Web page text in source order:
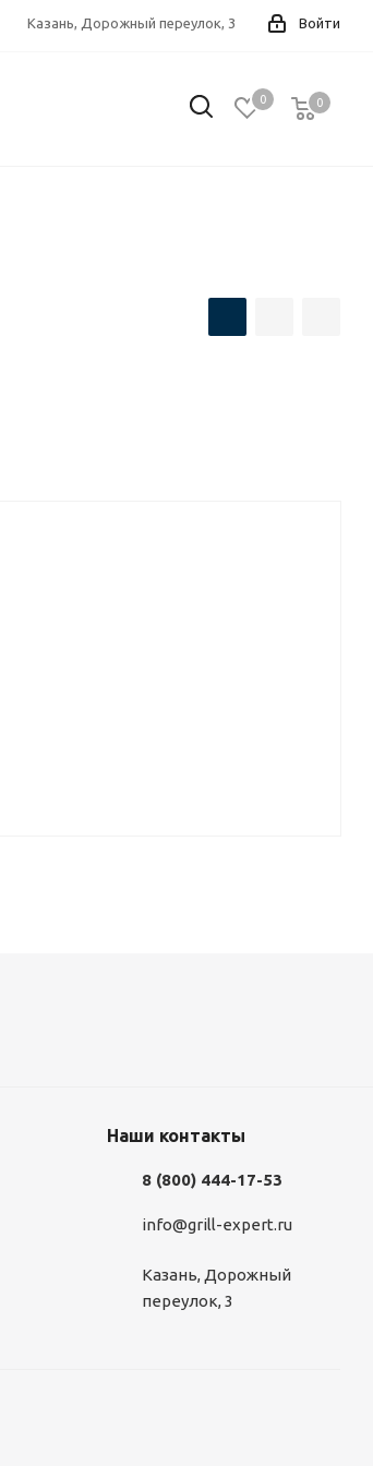
Войти
Казань, Дорожный переулок, 3
0 0
0
Наши контакты
8 (800) 444-17-53
info@grill-expert.ru
Казань, Дорожный
переулок, 3